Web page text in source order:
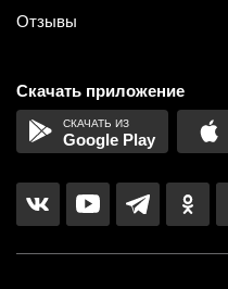
Отзывы
Скачать приложение
Google Play